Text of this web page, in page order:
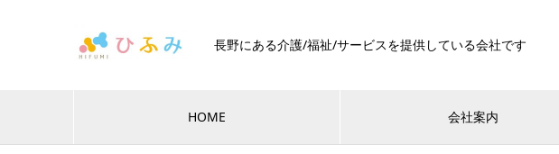
長野にある介護/福祉/サービスを提供している会社です
HOME 会社案内